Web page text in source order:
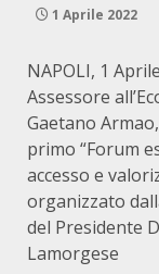
1 Aprile 2022
NAPOLI, 1
Assessore
Gaetano
primo “Forum
accesso e
organizzato
del Presidente
Lamorgese